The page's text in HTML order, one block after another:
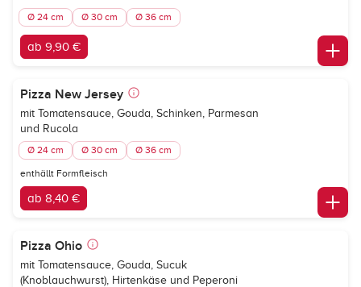
Ø 24 cm Ø 30 cm Ø 36 cm
ab 9,90 €
Pizza New Jersey
mit Tomatensauce, Gouda, Schinken, Parmesan
und Rucola
Ø 24 cm Ø 30 cm Ø 36 cm
enthällt Formfleisch
ab 8,40 €
Pizza Ohio
mit Tomatensauce, Gouda, Sucuk
(Knoblauchwurst), Hirtenkäse und Peperoni